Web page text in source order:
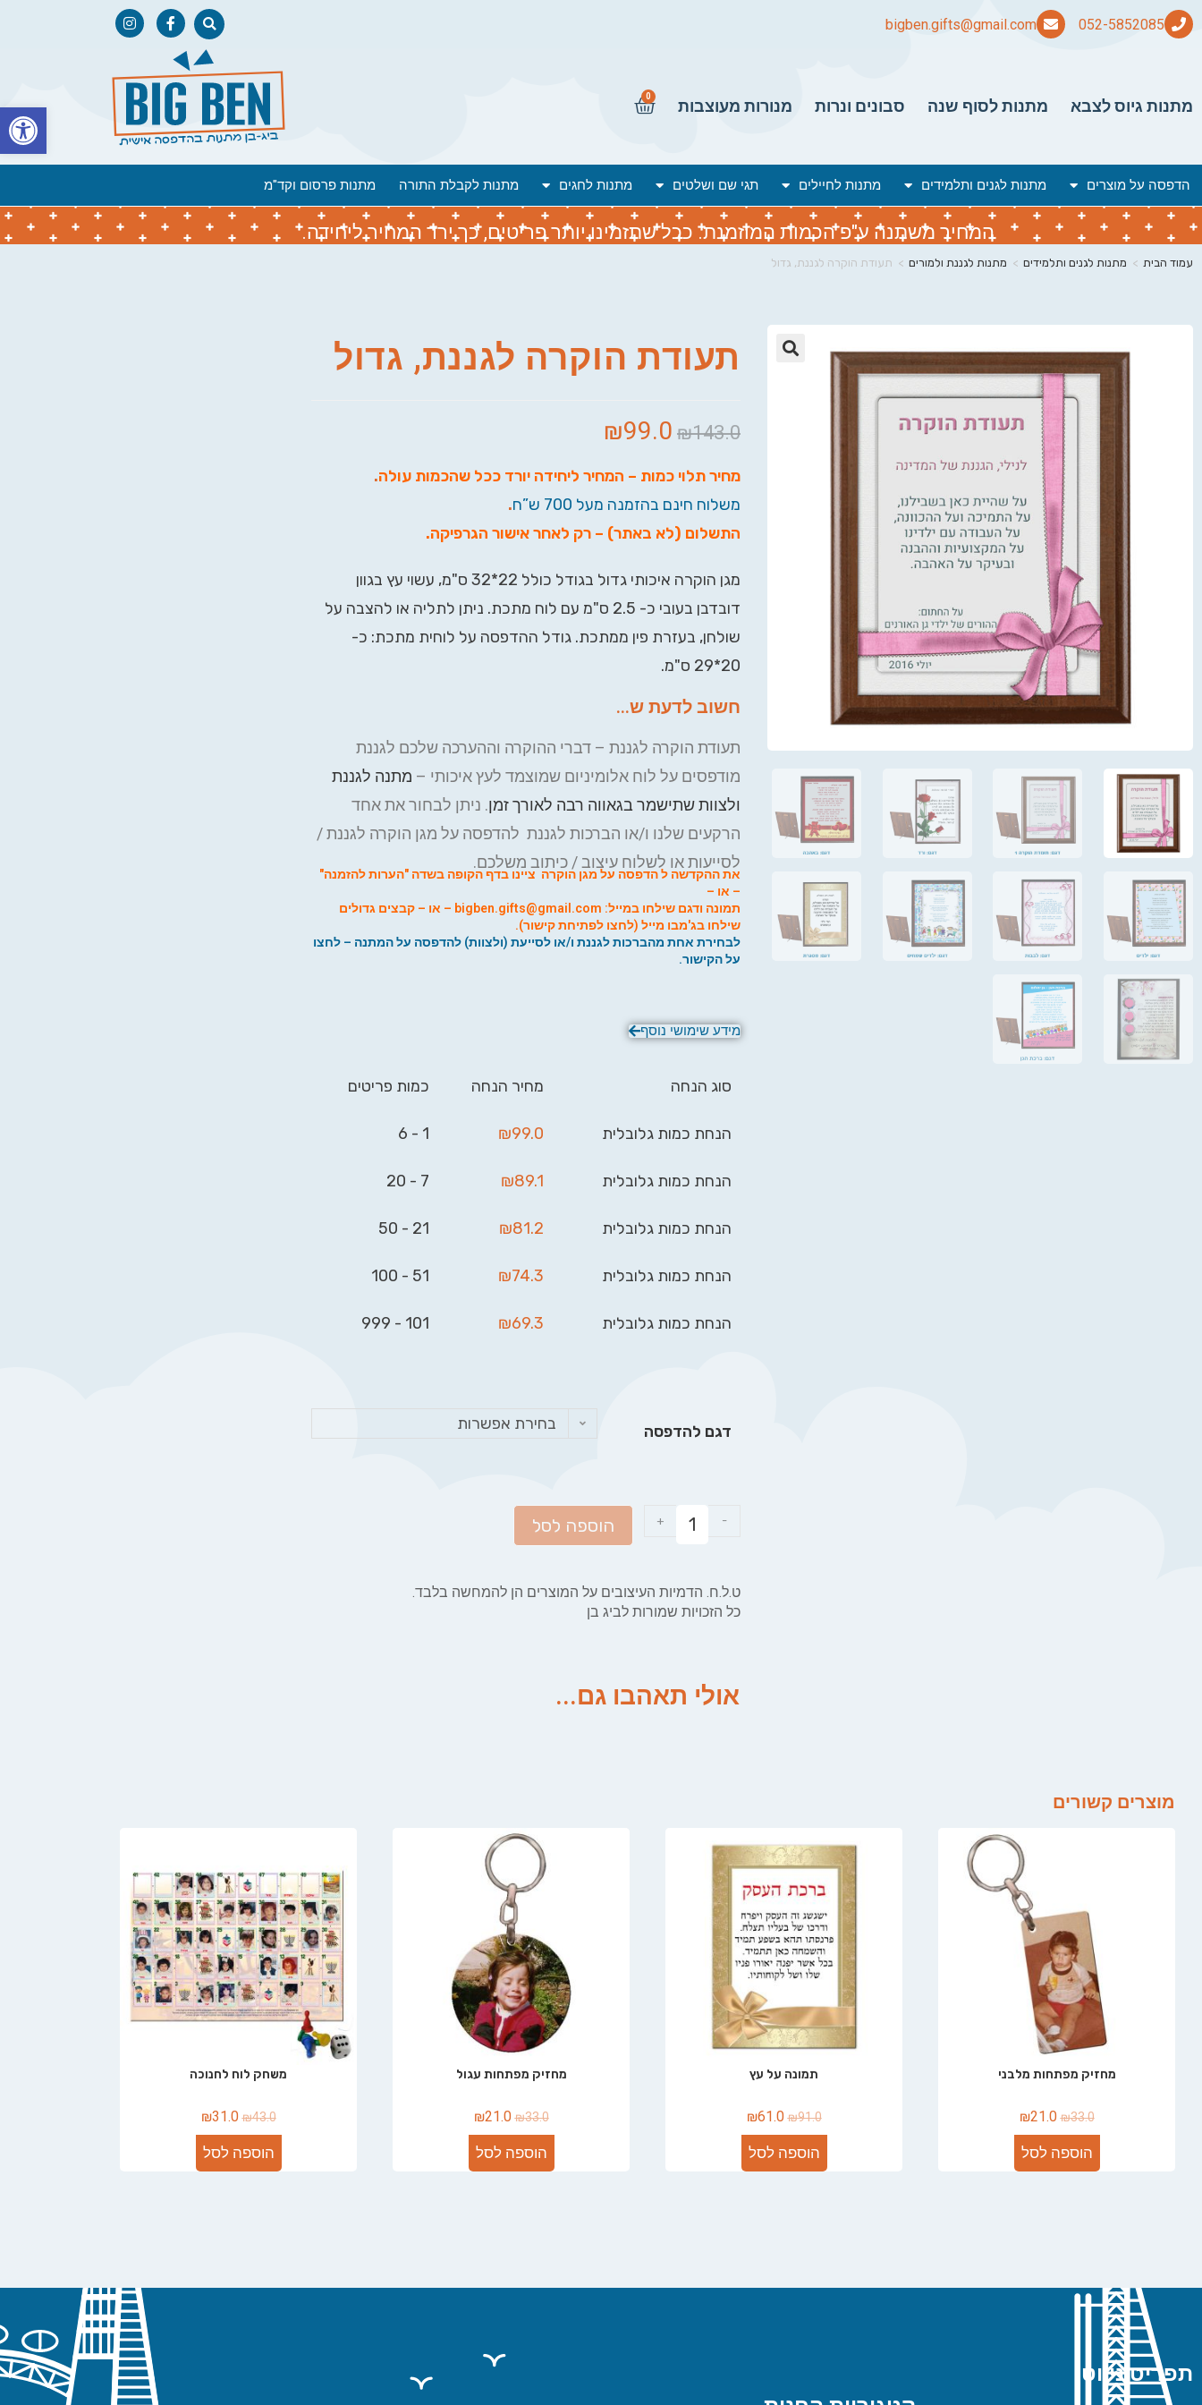
bigben.gifts@gmail.com
מתנות גיוס לצבא מתנות לסוף שנה סבונים ונרות מנורות מעוצבות
0
הדפסה על מוצרים מתנות לגנים ותלמידים מתנות לחיילים תגי שם ושלטים מתנות לחגים מתנות לקבלת התורה מתנות פרסום וקד"מ
המחיר משתנה ע"פ הכמות המוזמנת. ככל שתזמינו יותר פריטים, כך ירד המחיר ליחידה.
עמוד הבית > מתנות לגנים ותלמידים > מתנות לגננת ולמורים > תעודת הוקרה לגננת, גדול
תעודת הוקרה לגננת, גדול
₪143.0
₪99.0
מחיר תלוי כמות – המחיר ליחידה יורד ככל שהכמות עולה.
משלוח חינם בהזמנה מעל 700 ש”ח
.
התשלום (לא באתר) – רק לאחר אישור הגרפיקה.
מגן הוקרה איכותי גדול בגודל כולל 22*32 ס"מ, עשוי עץ בגוון
דובדבן בעובי כ- 2.5 ס"מ עם לוח מתכת. ניתן לתליה או להצבה על
שולחן, בעזרת פין ממתכת. גודל ההדפסה על לוחית מתכת: כ-
20*29 ס"מ.
חשוב לדעת ש...
תעודת הוקרה לגננת – דברי ההוקרה וההערכה שלכם לגננת
מודפסים על לוח אלומיניום שמוצמד לעץ איכותי – מתנה לגננת
ולצוות שתישמר בגאווה רבה לאורך זמן. ניתן לבחור את אחד
הרקעים שלנו ו/או הברכות לגננת להדפסה על מגן הוקרה לגננת /
לסייעות או לשלוח עיצוב / כיתוב משלכם.
את ההקדשה ל הדפסה על מגן הוקרה ציינו בדף הקופה בשדה "הערות להזמנה"
– או –
תמונה ודגם
שילחו במייל: bigben.gifts@gmail.com – או – קבצים גדולים
שילחו בג'מבו מייל (לחצו לפתיחת קישור).
לבחירת אחת מהברכות לגננת ו/או לסייעת (ולצוות) להדפסה על המתנה – לחצו
על הקישור.
מידע שימושי נוסף
סוג הנחה מחיר הנחה כמות פריטים
הנחת כמות גלובלית ₪99.0
1 - 6
הנחת כמות גלובלית ₪89.1
7 - 20
הנחת כמות גלובלית ₪81.2
21 - 50
הנחת כמות גלובלית ₪74.3
51 - 100
הנחת כמות גלובלית ₪69.3
101 - 999
דגם להדפסה בחירת אפשרות
-
+ הוספה לסל
ט.ל.ח. הדמיות העיצובים על המוצרים הן להמחשה בלבד.
כל הזכויות שמורות לביג בן
אולי תאהבו גם...
מוצרים קשורים
מחזיק מפתחות מלבני
₪33.0
₪21.0
הוספה לסל
תמונה על עץ
₪91.0
₪61.0
הוספה לסל
מחזיק מפתחות עגול
₪33.0
₪21.0
הוספה לסל
משחק לוח לחנוכה
₪43.0
₪31.0
הוספה לסל
תפריט ניווט